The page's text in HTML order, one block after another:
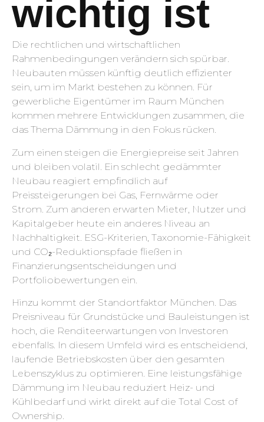
wichtig ist
Die rechtlichen und wirtschaftlichen
Rahmenbedingungen verändern sich spürbar.
Neubauten müssen künftig deutlich effizienter
sein, um im Markt bestehen zu können. Für
gewerbliche Eigentümer im Raum München
kommen mehrere Entwicklungen zusammen, die
das Thema Dämmung in den Fokus rücken.
Zum einen steigen die Energiepreise seit Jahren
und bleiben volatil. Ein schlecht gedämmter
Neubau reagiert empfindlich auf
Preissteigerungen bei Gas, Fernwärme oder
Strom. Zum anderen erwarten Mieter, Nutzer und
Kapitalgeber heute ein anderes Niveau an
Nachhaltigkeit. ESG-Kriterien, Taxonomie-Fähigkeit
und CO₂-Reduktionspfade fließen in
Finanzierungsentscheidungen und
Portfoliobewertungen ein.
Hinzu kommt der Standortfaktor München. Das
Preisniveau für Grundstücke und Bauleistungen ist
hoch, die Renditeerwartungen von Investoren
ebenfalls. In diesem Umfeld wird es entscheidend,
laufende Betriebskosten über den gesamten
Lebenszyklus zu optimieren. Eine leistungsfähige
Dämmung im Neubau reduziert Heiz- und
Kühlbedarf und wirkt direkt auf die Total Cost of
Ownership.